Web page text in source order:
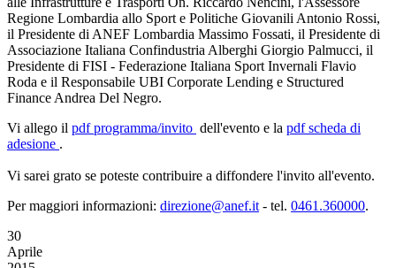
Regione Lombardia allo Sport e Politiche Giovanili Antonio Rossi,
il Presidente di ANEF Lombardia Massimo Fossati, il Presidente di
Associazione Italiana Confindustria Alberghi Giorgio Palmucci, il
Presidente di FISI - Federazione Italiana Sport Invernali Flavio
Roda e il Responsabile UBI Corporate Lending e Structured
Finance Andrea Del Negro.
Vi allego il pdfprogramma/invito dell'evento e la pdfscheda di
adesione .
Vi sarei grato se poteste contribuire a diffondere l'invito all'evento.
Per maggiori informazioni: direzione@anef.it - tel. 0461.360000.
30
Aprile